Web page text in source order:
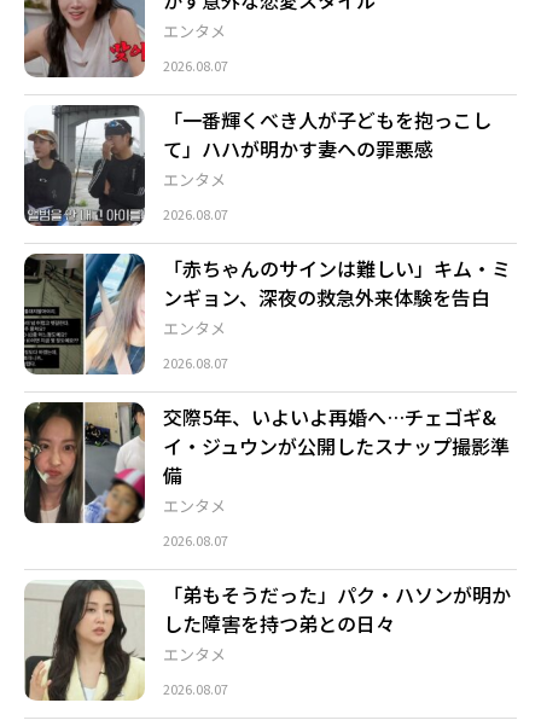
エンタメ
2026.08.07
エンタメ
「一番輝くべき人が子どもを抱っこし
て」ハハが明かす妻への罪悪感
2026.08.07
エンタメ
「赤ちゃんのサインは難しい」キム・ミ
ンギョン、深夜の救急外来体験を告白
2026.08.07
エンタメ
交際5年、いよいよ再婚へ…チェゴギ&
イ・ジュウンが公開したスナップ撮影準
備
2026.08.07
エンタメ
「弟もそうだった」パク・ハソンが明か
した障害を持つ弟との日々
2026.08.07